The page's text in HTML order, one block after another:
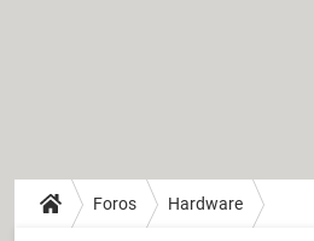
Foros Hardware